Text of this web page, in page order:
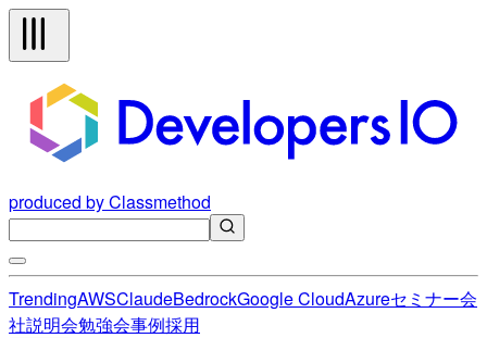
produced by Classmethod
TrendingAWSClaudeBedrockGoogle CloudAzureセミナー会
社説明会勉強会事例採用